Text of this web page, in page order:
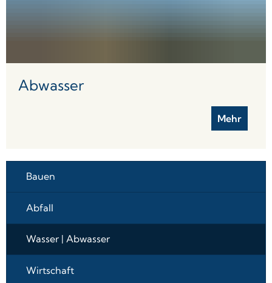
Abwasser
Mehr
Bauen
Abfall
Wasser | Abwasser
Wirtschaft